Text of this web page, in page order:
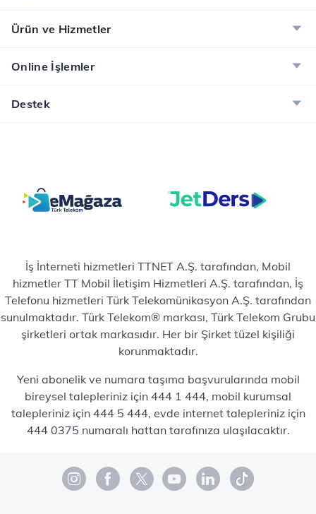
Ürün ve Hizmetler
Online İşlemler
Destek
İş İnterneti hizmetleri TTNET A.Ş. tarafından, Mobil
hizmetler TT Mobil İletişim Hizmetleri A.Ş. tarafından, İş
Telefonu hizmetleri Türk Telekomünikasyon A.Ş. tarafından
sunulmaktadır. Türk Telekom® markası, Türk Telekom Grubu
şirketleri ortak markasıdır. Her bir Şirket tüzel kişiliği
korunmaktadır.
Yeni abonelik ve numara taşıma başvurularında mobil
bireysel talepleriniz için 444 1 444, mobil kurumsal
talepleriniz için 444 5 444, evde internet talepleriniz için
444 0375 numaralı hattan tarafınıza ulaşılacaktır.